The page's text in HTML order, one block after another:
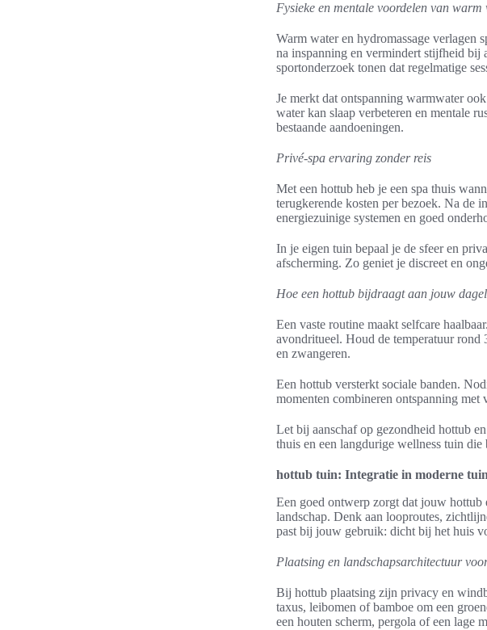
Fysieke en mentale voordelen van warm
Warm water en hydromassage verlagen
na inspanning en vermindert stijfheid bij
sportonderzoek tonen dat regelmatige
Je merkt dat ontspanning warmwater
water kan slaap verbeteren en mentale
bestaande aandoeningen.
Privé-spa ervaring zonder reis
Met een hottub heb je een spa thuis
terugkerende kosten per bezoek. Na de
energiezuinige systemen en goed
In je eigen tuin bepaal je de sfeer en
afscherming. Zo geniet je discreet en
Hoe een hottub bijdraagt aan jouw
Een vaste routine maakt selfcare
avondritueel. Houd de temperatuur rond
en zwangeren.
Een hottub versterkt sociale banden.
momenten combineren ontspanning
Let bij aanschaf op gezondheid hottub
thuis en een langdurige wellness tuin
hottub tuin: Integratie in moderne
Een goed ontwerp zorgt dat jouw hottub
landschap. Denk aan looproutes,
past bij jouw gebruik: dicht bij het huis
Plaatsing en landschapsarchitectuur
Bij hottub plaatsing zijn privacy en
taxus, leibomen of bamboe om een
een houten scherm, pergola of een lage